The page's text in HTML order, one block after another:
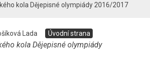
kola Dějepisné olympiády 2016/2017
Lada Úvodní strana